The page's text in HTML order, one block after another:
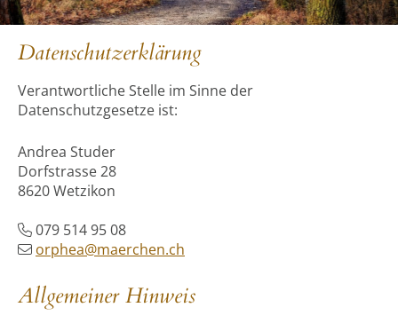
Datenschutzerklärung
Verantwortliche Stelle im Sinne der
Datenschutzgesetze ist:
Andrea Studer
Dorfstrasse 28
8620 Wetzikon
079 514 95 08
orphea@maerchen.ch
Allgemeiner Hinweis